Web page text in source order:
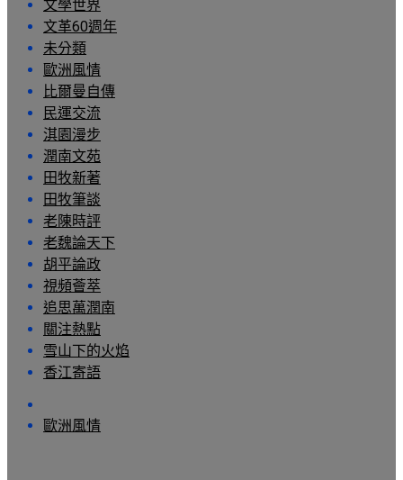
文學世界
文革60週年
未分類
歐洲風情
比爾曼自傳
民運交流
淇園漫步
潤南文苑
田牧新著
田牧筆談
老陳時評
老魏論天下
胡平論政
視頻薈萃
追思萬潤南
關注熱點
雪山下的火焰
香江寄語
歐洲風情